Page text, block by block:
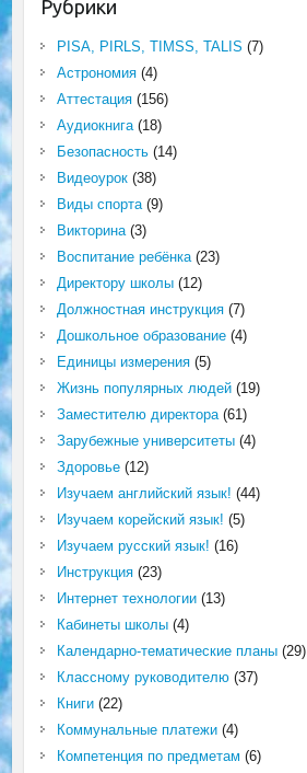
Рубрики
PISA, PIRLS, TIMSS, TALIS (7)
Астрономия(4)
Аттестация(156)
Аудиокнига(18)
Безопасность(14)
Видеоурок(38)
Виды спорта(9)
Викторина(3)
Воспитание ребёнка(23)
Директору школы(12)
Должностная инструкция(7)
Дошкольное образование(4)
Единицы измерения(5)
Жизнь популярных людей(19)
Заместителю директора(61)
Зарубежные университеты(4)
Здоровье(12)
Изучаем английский язык! (44)
Изучаем корейский язык! (5)
Изучаем русский язык! (16)
Инструкция(23)
Интернет технологии(13)
Кабинеты школы(4)
Календарно-тематические планы(29)
Классному руководителю(37)
Книги(22)
Коммунальные платежи(4)
Компетенция по предметам (6)